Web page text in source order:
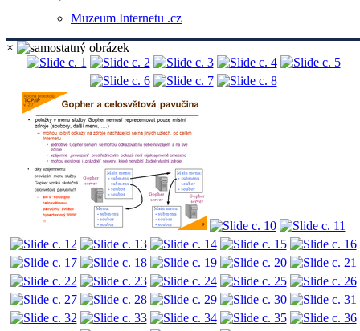
Muzeum Internetu .cz
×